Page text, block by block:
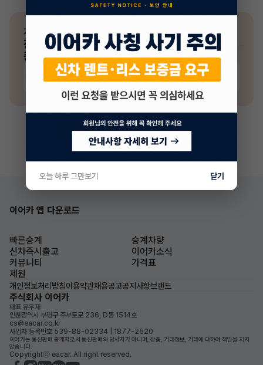
기존 장기렌트·리스 차량이 있다면?
전문가빠른승계이용하고
중도해지위약금평균 700만원 이상절약하세요.
내 차 위약금 조회하기
이어카 앱 다운로드
빠른승계
승계차량
신차즉시출고
이어카소식
커뮤니티
가격표
제원
개인정보처리방침이용약관채용공고공지사항브랜드
주식회사 이어카
대표 유우재
인천광역시 부평구 주부토로 236, D동 1514호
cs@eacar.co.kr
사업자 등록번호 539-88-02334 | 1877-2520
이어카는 통신판매 중개자로서 통신판매의 당사자가 아니며, 상품, 거래정보, 거래에 대하여 책임을 지지
않습니다.
Copyrightⓒ eacar. All right reserved.
오늘 하루 그만보기 닫기